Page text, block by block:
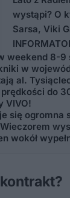
wystąpi? O
Sarsa, Viki
weekend 8-9
w
al.
do
VIVO!
się ogromna
wokół